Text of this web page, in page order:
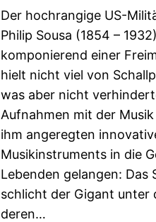
Der hochrangige US-
Philip Sousa (1854 –
komponierend einer
hielt nicht viel von
was aber nicht
Aufnahmen mit der
ihm angeregten
Musikinstruments in die
Lebenden gelangen: Das
schlicht der Gigant unter
deren…